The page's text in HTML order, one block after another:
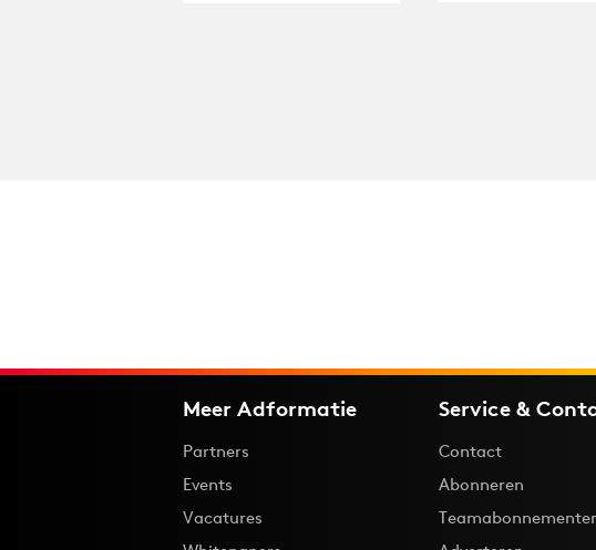
Meer Adformatie
Partners
Events
Vacatures
Service &
Contact
Abonneren